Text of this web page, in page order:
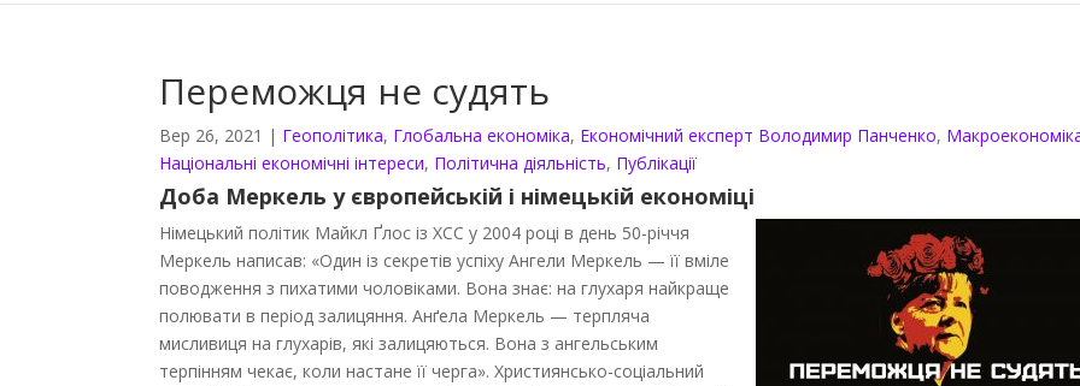
Переможця не судять
Вер 26, 2021 | Геополітика, Глобальна економіка, Економічний експерт Володимир Панченко,
Національні економічні інтереси, Політична діяльність, Публікації
Доба Меркель у європейській і німецькій економіці
Німецький політик Майкл Ґлос із ХСС у 2004 році в день 50-річчя
Меркель написав: «Один із секретів успіху Ангели Меркель — її вміле
поводження з пихатими чоловіками. Вона знає: на глухаря найкраще
полювати в період залицяння. Анґела Меркель — терпляча
мисливиця на глухарів, які залицяються. Вона з ангельським
терпінням чекає, коли настане її черга». Християнсько-соціальний